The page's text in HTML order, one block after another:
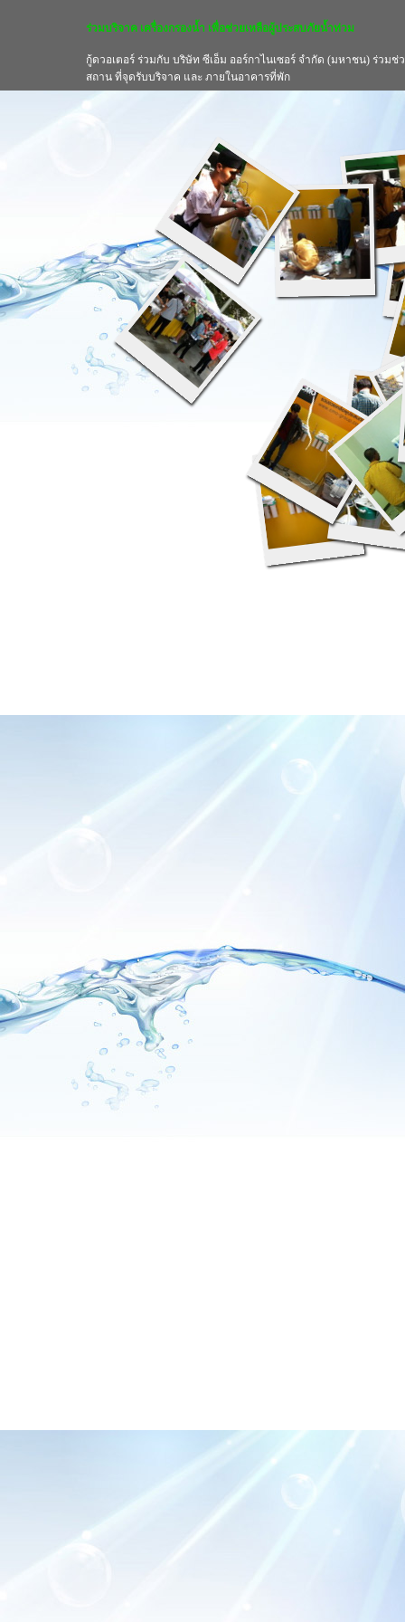
ร่วมบริจาค เครื่องกรองน้ำ เพื่อช่วยเหลือผู้ประสบภัยน้ำท่วม
กู้ดวอเตอร์ ร่วมกับ บริษัท ซีเอ็ม ออร์กาไนเซอร์ จำกัด (มหาชน) ร่ว
สถาน ที่จุดรับบริจาค และ ภายในอาคารที่พัก